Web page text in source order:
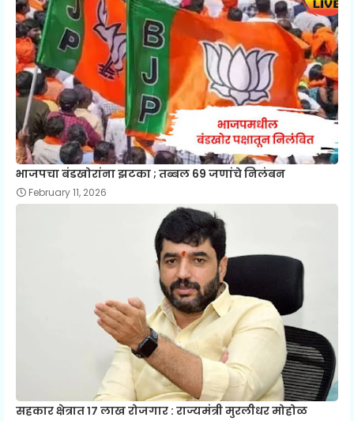
भाजपचा बंडखोरांना झटका ; तब्बल 69 जणांचे निलंबन
February 11, 2026
सहकार क्षेत्रात १७ लाख रोजगार : राज्यमंत्री मुरलीधर मोहोळ